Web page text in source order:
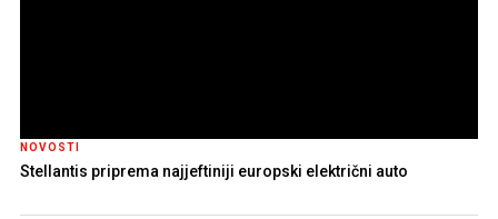
NOVOSTI
Stellantis priprema najjeftiniji europski električni auto